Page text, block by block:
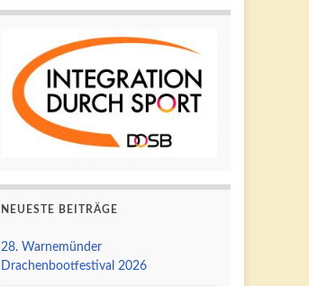
regeln.
NEUESTE BEITRÄGE
28. Warnemünder
Drachenbootfestival 2026